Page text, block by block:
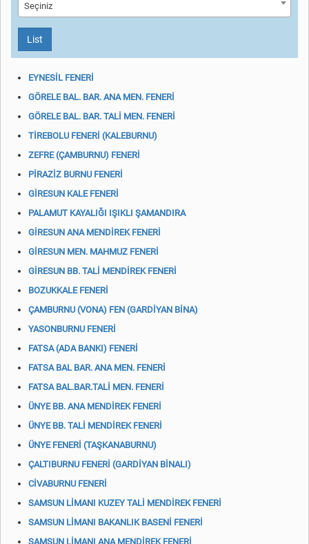
Seçiniz
List
EYNESİL FENERİ
GÖRELE BAL. BAR. ANA MEN. FENERİ
GÖRELE BAL. BAR. TALİ MEN. FENERİ
TİREBOLU FENERİ (KALEBURNU)
ZEFRE (ÇAMBURNU) FENERİ
PİRAZİZ BURNU FENERİ
GİRESUN KALE FENERİ
PALAMUT KAYALIĞI IŞIKLI ŞAMANDIRA
GİRESUN ANA MENDİREK FENERİ
GİRESUN MEN. MAHMUZ FENERİ
GİRESUN BB. TALİ MENDİREK FENERİ
BOZUKKALE FENERİ
ÇAMBURNU (VONA) FEN (GARDİYAN BİNA)
YASONBURNU FENERİ
FATSA (ADA BANKI) FENERİ
FATSA BAL BAR. ANA MEN. FENERİ
FATSA BAL.BAR.TALİ MEN. FENERİ
ÜNYE BB. ANA MENDİREK FENERİ
ÜNYE BB. TALİ MENDİREK FENERİ
ÜNYE FENERİ (TAŞKANABURNU)
ÇALTIBURNU FENERİ (GARDİYAN BİNALI)
CİVABURNU FENERİ
SAMSUN LİMANI KUZEY TALİ MENDİREK FENERİ
SAMSUN LİMANI BAKANLIK BASENİ FENERİ
SAMSUN LİMANI ANA MENDİREK FENERİ